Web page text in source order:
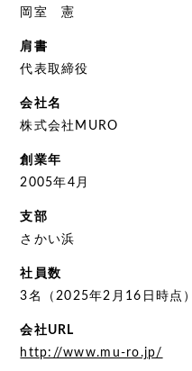
岡室 憲
肩書
代表取締役
会社名
株式会社MURO
創業年
2005年4月
支部
さかい浜
社員数
3名（2025年2月16日時点）
会社URL
http://www.mu-ro.jp/